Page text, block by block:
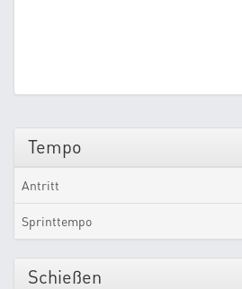
Tempo
Antritt
Sprinttempo
Schießen